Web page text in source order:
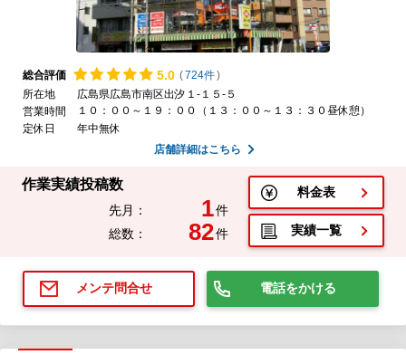
総合評価 5.0 (724件)
所在地
広島県広島市南区出汐１-１５-５
営業時間
１０：００～１９：００（１３：００～１３：３０昼休憩）
定休日
年中無休
店舗詳細はこちら
作業実績投稿数
先月： 1件
総数：
82件
料金表
実績一覧
メンテ問合せ 電話をかける